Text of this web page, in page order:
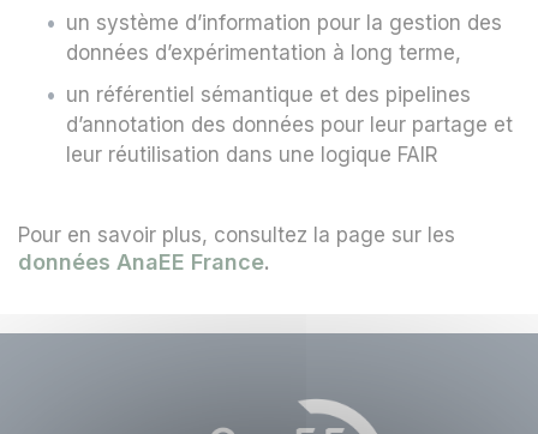
un système d’information pour la gestion des
données d’expérimentation à long terme,
un référentiel sémantique et des pipelines
d’annotation des données pour leur partage et
leur réutilisation dans une logique FAIR
Pour en savoir plus, consultez la page sur les
données AnaEE France.